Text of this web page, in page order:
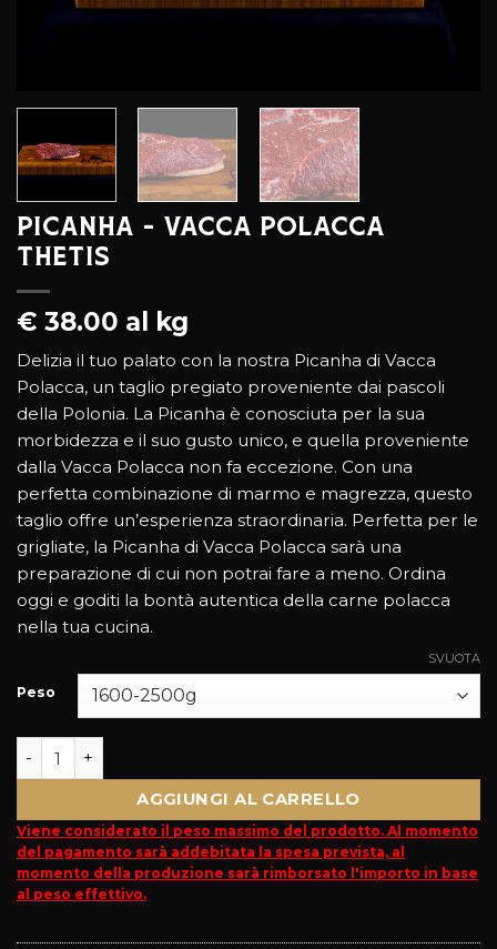
Picanha – Vacca Polacca
Thetis
€ 38.00 al kg
Delizia il tuo palato con la nostra Picanha di Vacca
Polacca, un taglio pregiato proveniente dai pascoli
della Polonia. La Picanha è conosciuta per la sua
morbidezza e il suo gusto unico, e quella proveniente
dalla Vacca Polacca non fa eccezione. Con una
perfetta combinazione di marmo e magrezza, questo
taglio offre un’esperienza straordinaria. Perfetta per le
grigliate, la Picanha di Vacca Polacca sarà una
preparazione di cui non potrai fare a meno. Ordina
oggi e goditi la bontà autentica della carne polacca
nella tua cucina.
Peso
SVUOTA
AGGIUNGI AL CARRELLO
Viene considerato il peso massimo del prodotto. Al momento
del pagamento sarà addebitata la spesa prevista, al
momento della produzione sarà rimborsato l'importo in base
al peso effettivo.